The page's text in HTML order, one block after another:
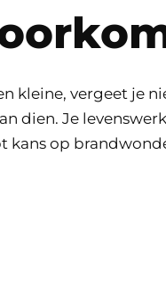
kleine, vergeet je
dien. Je
kans op